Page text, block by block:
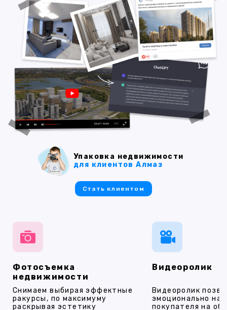
Фотосъемка
недвижимости
Снимаем выбирая эффектные
ракурсы, по максимуму
раскрывая эстетику
Видеоролик
Видеоролик
эмоционально
покупателя на
Упаковка недвижимости
для клиентов Алмаз
Стать клиентом